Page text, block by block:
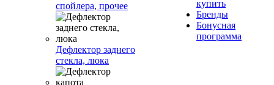
спойлера, прочее
Дефлектор заднего
стекла, люка
купить
Бренды
Бонусная
программа